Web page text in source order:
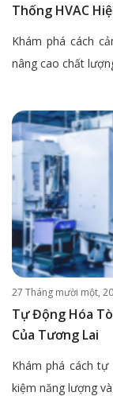
Thống HVAC
Khám phá cách
nâng cao chất
27 Tháng mười một,
Tự Động Hóa
Của Tương Lai
Khám phá cách
kiệm năng lượng